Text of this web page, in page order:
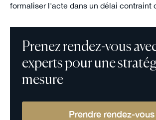
formaliser l'acte dans un délai contraint
Prenez rendez-vous
experts pour une
mesure
Prendre rendez-vous